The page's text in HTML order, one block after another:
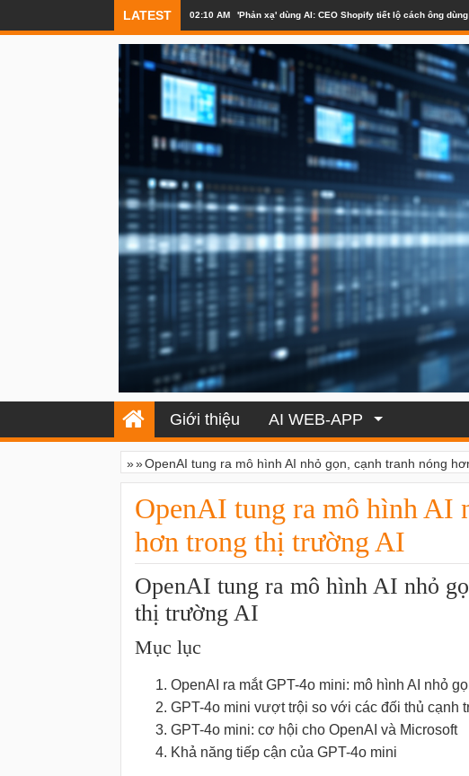
LATEST 02:10 AM 'Phản xạ' dùng AI: CEO Shopify tiết lộ cách ông
Giới thiệu AI WEB-APP
»»OpenAI tung ra mô hình AI nhỏ gọn, cạnh tranh nóng
OpenAI tung ra mô hình AI
hơn trong thị trường AI
OpenAI tung ra mô hình AI nhỏ
thị trường AI
Mục lục
OpenAI ra mắt GPT-4o mini: mô hình AI nhỏ
GPT-4o mini vượt trội so với các đối thủ cạnh
GPT-4o mini: cơ hội cho OpenAI và Microsoft
Khả năng tiếp cận của GPT-4o mini